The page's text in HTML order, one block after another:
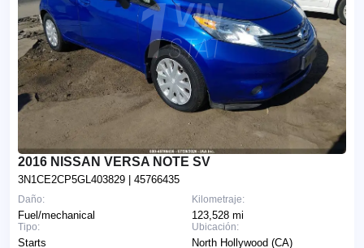
2016 NISSAN VERSA NOTE SV
3N1CE2CP5GL403829 | 45766435
Kilometraje:
123,528 mi
Ubicación:
North Hollywood (CA)
Daño:
Fuel/mechanical
Tipo:
Starts